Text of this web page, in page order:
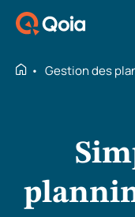
Gestion des